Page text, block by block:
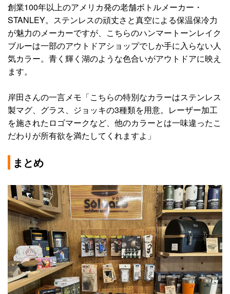
創業100年以上のアメリカ発の老舗ボトルメーカー・
STANLEY。ステンレスの頑丈さと真空による保温保冷力
が魅力のメーカーですが、こちらのハンマートーンレイク
ブルーは一部のアウトドアショップでしか手に入らない人
気カラー。青く輝く湖のような色合いがアウトドアに映え
ます。
岸田さんの一言メモ「こちらの特別なカラーはステンレス
製マグ、グラス、ジョッキの3種類を用意。レーザー加工
を施されたロゴマークなど、他のカラーとは一味違ったこ
だわりが所有欲を満たしてくれますよ」
まとめ